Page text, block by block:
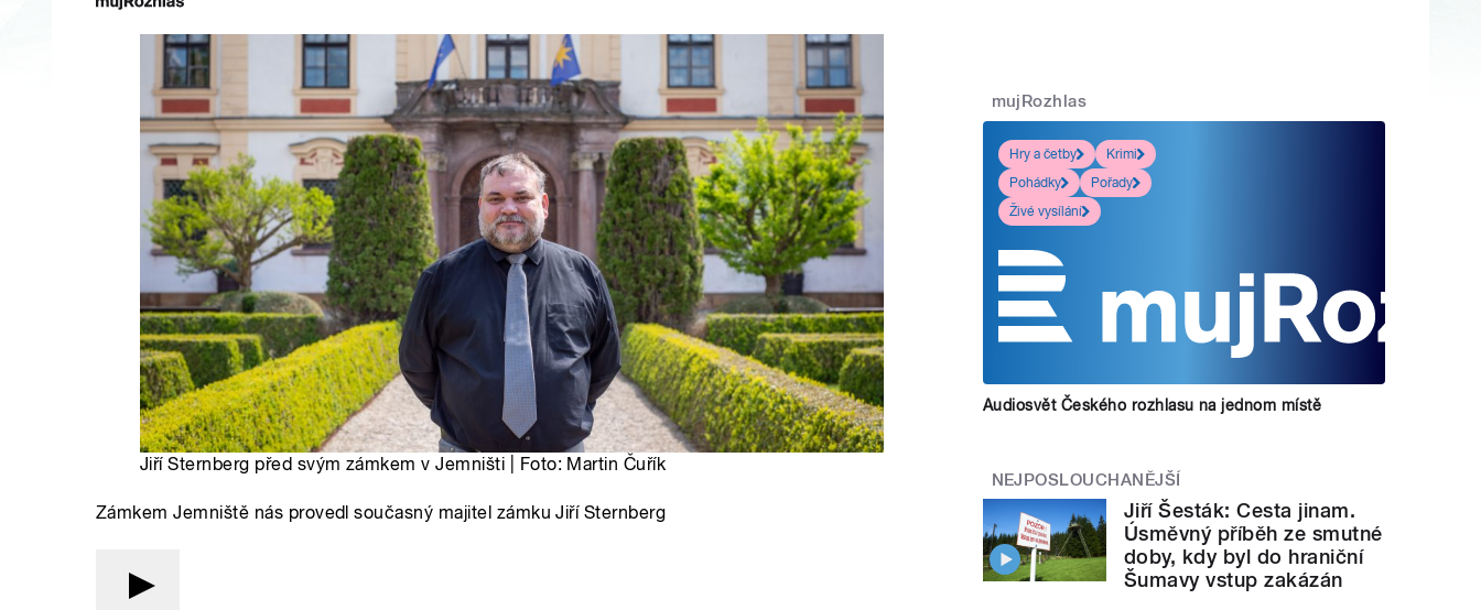
Jiří Sternberg před svým zámkem v Jemništi | Foto: Martin Čuřík
Zámkem Jemniště nás provedl současný majitel zámku Jiří Sternberg
mujRozhlas
Hry a četby
Krimi
Pohádky
Pořady
Živé vysílání
Audiosvět Českého rozhlasu na jednom místě
NEJPOSLOUCHANĚJŠÍ
Jiří Šesták: Cesta jinam.
Úsměvný příběh ze smutné
doby, kdy byl do hraniční
Šumavy vstup zakázán